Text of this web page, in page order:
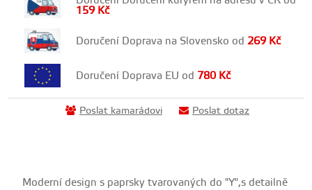
159 Kč
Doručení Doprava na Slovensko od269 Kč
Doručení Doprava EU od 780 Kč
Poslat kamarádovi Poslat dotaz
Moderní design s paprsky tvarovaných do "Y",s detailně